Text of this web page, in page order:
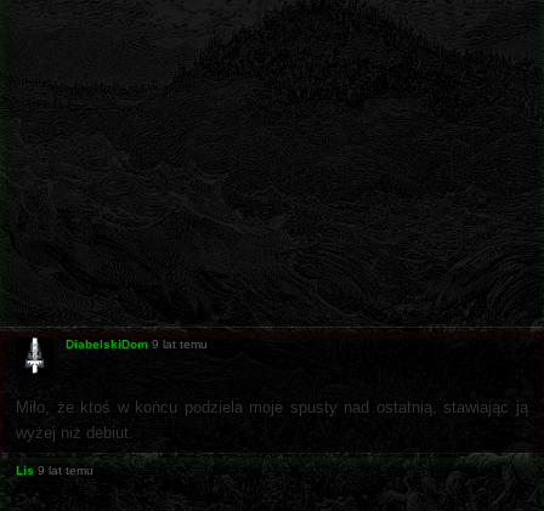
DiabelskiDom 9 lat temu
Miło, że ktoś w końcu podziela moje spusty nad ostatnią, stawiając ją
wyżej niż debiut.
Lis 9 lat temu